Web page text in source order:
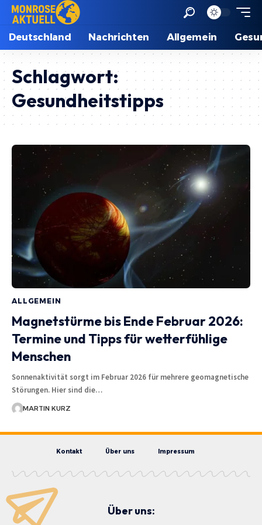
Deutschland Nachrichten Allgemein
Schlagwort:
Gesundheitstipps
ALLGEMEIN
Magnetstürme bis Ende Februar 2026:
Termine und Tipps für wetterfühlige
Menschen
Sonnenaktivität sorgt im Februar 2026 für mehrere geomagnetische
Störungen. Hier sind die…
MARTIN KURZ
Kontakt Über uns Impressum
Über uns: